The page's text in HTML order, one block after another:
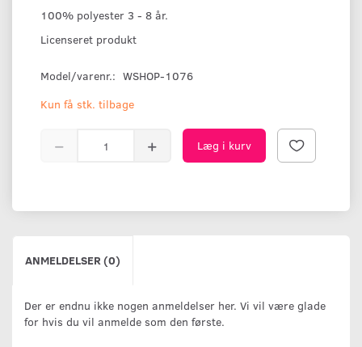
100% polyester 3 - 8 år.
Licenseret produkt
Model/varenr.: WSHOP-1076
Kun få stk. tilbage
Læg i kurv
ANMELDELSER (0)
Der er endnu ikke nogen anmeldelser her. Vi vil være glade
for hvis du vil anmelde som den første.